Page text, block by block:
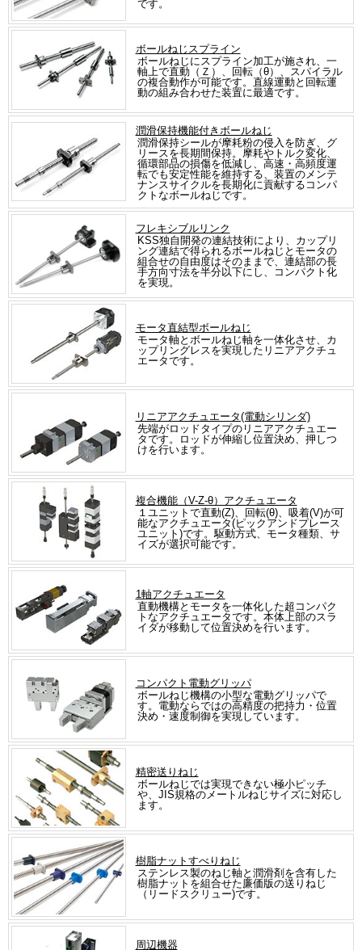
です。
ボールねじスプライン
ボールねじにスプライン加工が施され、一
軸上で直動（Ｚ）、回転（θ）、スパイラル
の複合動作が可能です。直線運動と回転運
動の組み合わせた装置に最適です。
潤滑保持機能付きボールねじ
潤滑保持シールが摩耗粉の侵入を防ぎ、グ
リースを長期間保持。摩耗やトルク変化、
循環部品の損傷を低減し、高速・高頻度運
転でも安定性能を維持する、装置のメンテ
ナンスサイクルを長期化に貢献するコンパ
クトなボールねじです。
フレキシブルリンク
KSS独自開発の連結技術により、カップリ
ング連結で得られるボールねじとモータの
組合せの自由度はそのままで、連結部の長
手方向寸法を半分以下にし、コンパクト化
を実現。
モータ直結型ボールねじ
モータ軸とボールねじ軸を一体化させ、カ
ップリングレスを実現したリニアアクチュ
エータです。
リニアアクチュエータ(電動シリンダ)
先端がロッドタイプのリニアアクチュエー
タです。ロッドが伸縮し位置決め、押しつ
けを行います。
複合機能（V-Z-θ）アクチュエータ
１ユニットで直動(Z)、回転(θ)、吸着(V)が可
能なアクチュエータ(ピックアンドプレース
ユニット)です。駆動方式、モータ種類、サ
イズが選択可能です。
1軸アクチュエータ
直動機構とモータを一体化した超コンパク
トなアクチュエータです。本体上部のスラ
イダが移動して位置決めを行います。
コンパクト電動グリッパ
ボールねじ機構の小型な電動グリッパで
す。電動ならではの高精度の把持力・位置
決め・速度制御を実現しています。
精密送りねじ
ボールねじでは実現できない極小ピッチ
や、JIS規格のメートルねじサイズに対応し
ます。
樹脂ナットすべりねじ
ステンレス製のねじ軸と潤滑剤を含有した
樹脂ナットを組合せた廉価版の送りねじ
（リードスクリュー)です。
周辺機器